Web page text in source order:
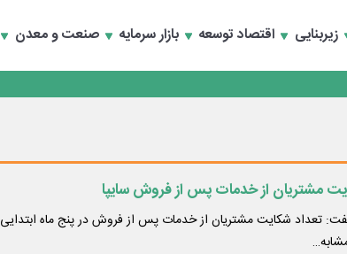
زیربنایی اقتصاد توسعه بازار سرمایه صنعت و معدن
تعداد شکایت مشتریان از خدمات پس از فروش در پنج ماه ابتدایی